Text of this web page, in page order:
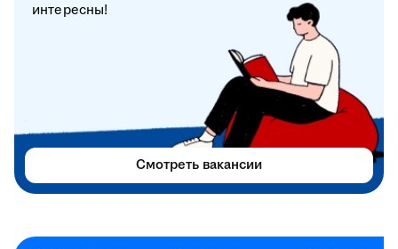
интересны!
Смотреть вакансии